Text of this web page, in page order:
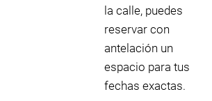
la calle, puedes
reservar con
antelación un
espacio para tus
fechas exactas.